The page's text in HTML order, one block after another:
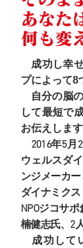
成功し幸
プによって8
自分の脳
して最短で
お伝えします
2016年5月
ウェルスダイ
ンジメーカ
ダイナミク
NPOジコサ
楠健志氏、2
成功して